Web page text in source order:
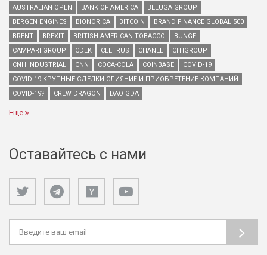
AUSTRALIAN OPEN
BANK OF AMERICA
BELUGA GROUP
BERGEN ENGINES
BIONORICA BITCOIN
BRAND FINANCE GLOBAL 500
BRENT
BREXIT BRITISH AMERICAN TOBACCO
BUNGE
CAMPARI GROUP
CDEK CEETRUS CHANEL
CITIGROUP
CNH INDUSTRIAL
CNN COCA-COLA COINBASE
COVID-19
COVID-19 КРУПНЫЕ СДЕЛКИ СЛИЯНИЕ И ПРИОБРЕТЕНИЕ КОМПАНИЙ
COVID-19?
CREW DRAGON DAO GDA
Ещё
Оставайтесь с нами